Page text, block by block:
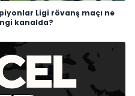
Ligi rövanş maçı ne
kanalda?